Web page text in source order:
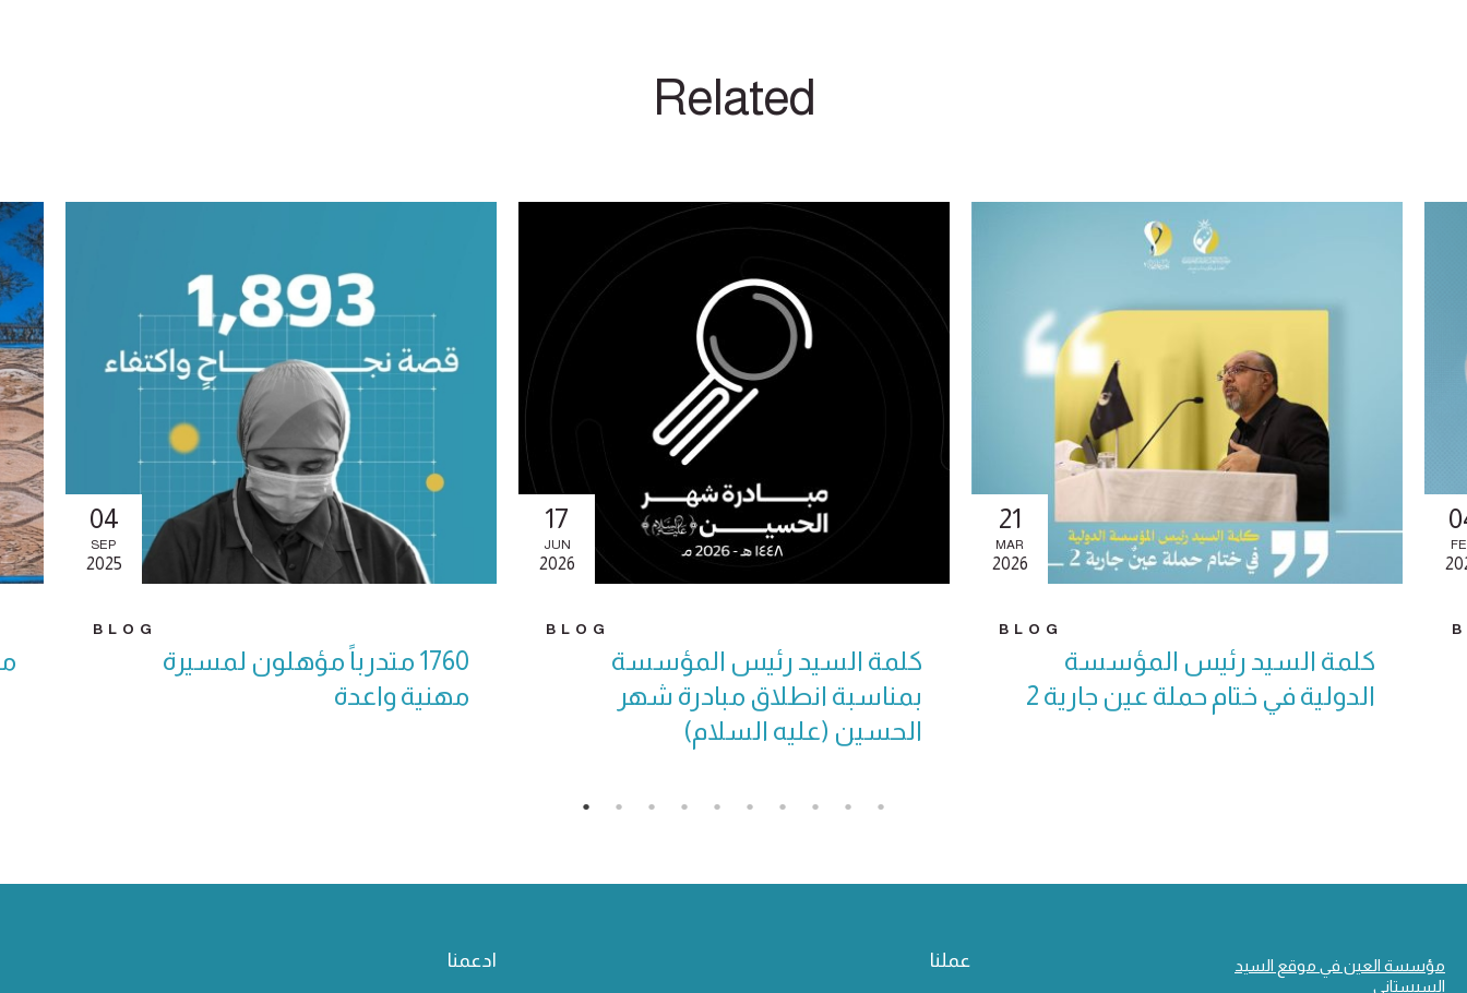
Related
04
SEP
2025
BLOG
1760 متدرباً مؤهلون لمسيرة
مهنية واعدة
17
JUN
2026
BLOG
كلمة السيد رئيس المؤسسة
بمناسبة انطلاق مبادرة شهر
الحسين (عليه السلام)
21
MAR
2026
BLOG
كلمة السيد رئيس المؤسسة
الدولية في ختام حملة عين جارية 2
مؤسسة العين في موقع السيد
السيستاني
عملنا ادعمنا